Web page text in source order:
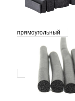
прямоугольный